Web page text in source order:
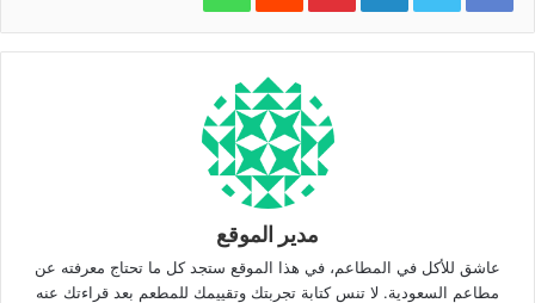
مدير الموقع
عاشق للأكل في المطاعم، في هذا الموقع ستجد كل ما تحتاج معرفته عن
مطاعم السعودية. لا تنس كتابة تجربتك وتقييمك للمطعم بعد قراءتك عنه